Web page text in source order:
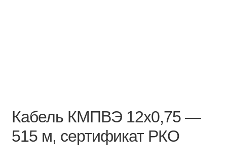
Кабель КМПВЭ 12х0,75 —
515 м, сертификат РКО